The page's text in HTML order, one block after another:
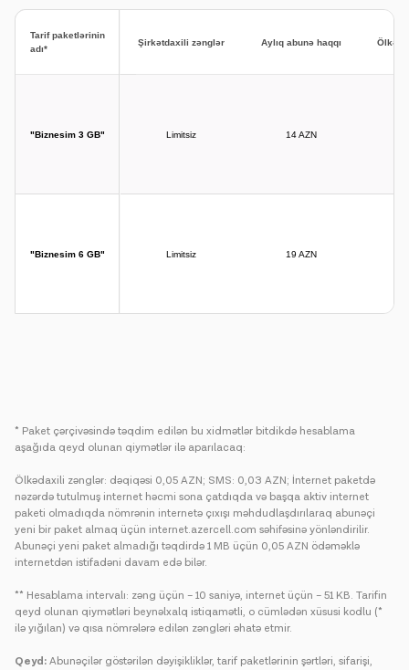
Tarif paketlərinin
adı*
"Biznesim 3 GB"
"Biznesim 6 GB"
Şirkətdaxili zənglər Aylıq abunə haqqı
Limitsiz 14 AZN
Limitsiz 19 AZN
* Paket çərçivəsində təqdim edilən bu xidmətlər bitdikdə hesablama
aşağıda qeyd olunan qiymətlər ilə aparılacaq:
Ölkədaxili zənglər: dəqiqəsi 0,05 AZN; SMS: 0,03 AZN; İnternet paketdə
nəzərdə tutulmuş internet həcmi sona çatdıqda və başqa aktiv internet
paketi olmadıqda nömrənin internetə çıxışı məhdudlaşdırılaraq abunəçi
yeni bir paket almaq üçün internet.azercell.com səhifəsinə yönləndirilir.
Abunəçi yeni paket almadığı təqdirdə 1 MB üçün 0,05 AZN ödəməklə
internetdən istifadəni davam edə bilər.
** Hesablama intervalı: zəng üçün – 10 saniyə, internet üçün – 51 KB. Tarifin
qeyd olunan qiymətləri beynəlxalq istiqamətli, o cümlədən xüsusi kodlu (*
ilə yığılan) və qısa nömrələrə edilən zəngləri əhatə etmir.
Qeyd: Abunəçilər göstərilən dəyişikliklər, tarif paketlərinin şərtləri, sifarişi,